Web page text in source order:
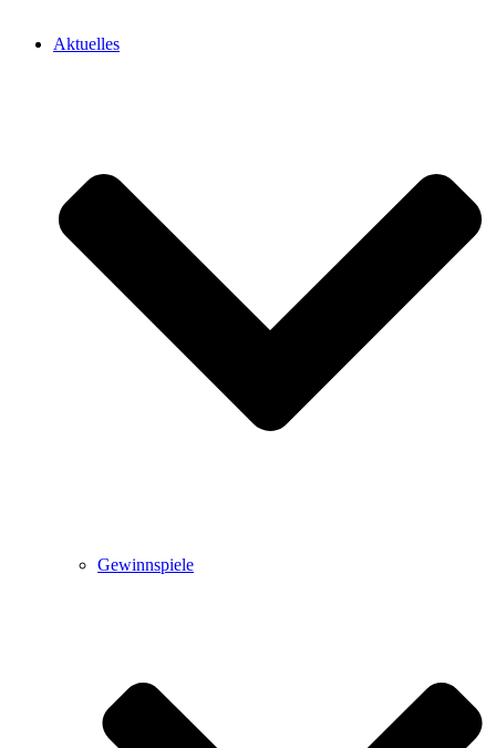
Aktuelles
Gewinnspiele